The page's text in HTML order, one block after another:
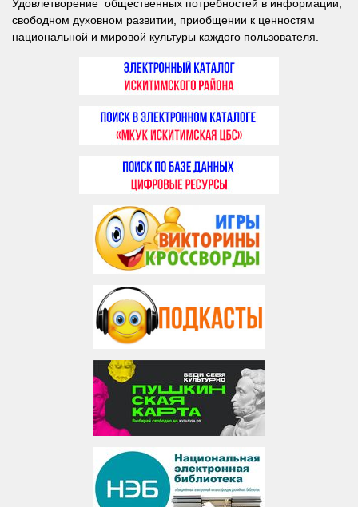
Удовлетворение общественных потребностей в информации,
свободном духовном развитии, приобщении к ценностям
национальной и мировой культуры каждого пользователя.